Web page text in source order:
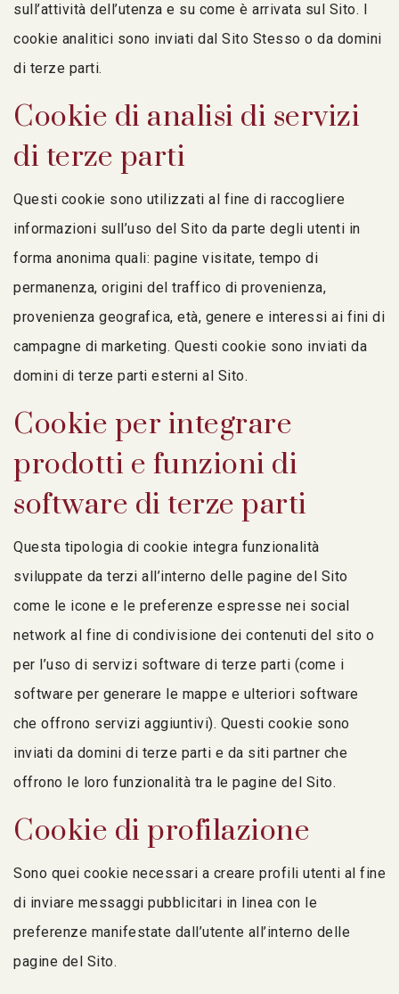
sull’attività dell’utenza e su come è arrivata sul Sito. I
cookie analitici sono inviati dal Sito Stesso o da domini
di terze parti.
Cookie di analisi di servizi
di terze parti
Questi cookie sono utilizzati al fine di raccogliere
informazioni sull’uso del Sito da parte degli utenti in
forma anonima quali: pagine visitate, tempo di
permanenza, origini del traffico di provenienza,
provenienza geografica, età, genere e interessi ai fini di
campagne di marketing. Questi cookie sono inviati da
domini di terze parti esterni al Sito.
Cookie per integrare
prodotti e funzioni di
software di terze parti
Questa tipologia di cookie integra funzionalità
sviluppate da terzi all’interno delle pagine del Sito
come le icone e le preferenze espresse nei social
network al fine di condivisione dei contenuti del sito o
per l’uso di servizi software di terze parti (come i
software per generare le mappe e ulteriori software
che offrono servizi aggiuntivi). Questi cookie sono
inviati da domini di terze parti e da siti partner che
offrono le loro funzionalità tra le pagine del Sito.
Cookie di profilazione
Sono quei cookie necessari a creare profili utenti al fine
di inviare messaggi pubblicitari in linea con le
preferenze manifestate dall’utente all’interno delle
pagine del Sito.